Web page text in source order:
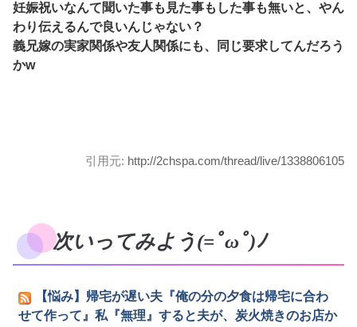
妊娠祝いなんて聞いた事も見た事もした事も無いと、やん
わり伝えるんで良いんじゃない？
義兄嫁の実家関係や友人関係にも、同じ要求してんだろう
かw
引用元: http://2chspa.com/thread/live/1338806105
次いってみよう(=ﾟωﾟ)ﾉ
【悩み】帰宅が遅い夫『俺の分の夕食は帰宅に合わ
せて作って』私『無理』すると夫が、炭火焼きのお店か